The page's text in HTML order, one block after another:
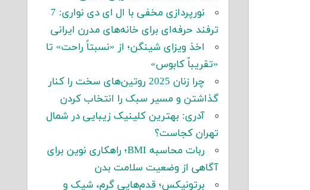
نورپردازی مخفی با ال ای دی نواری: 7
ترفند حرفه‌ای برای خانه‌های مدرن ایرانی
اخذ ویزای شینگن؛ از «نسبتاً راحت» تا
«تقریباً کابوس»
چرا زنان 2025 روتین‌های سخت را کنار
گذاشتن و مسیر سبک را انتخاب کردن
آدری: بهترین کلینیک زیبایی در شمال
تهران کجاست؟
ربات محاسبه BMI؛ راهکاری نوین برای
آگاهی از وضعیت سلامت بدن
برتونیکس؛ قدم‌هایی گرم، شیک و